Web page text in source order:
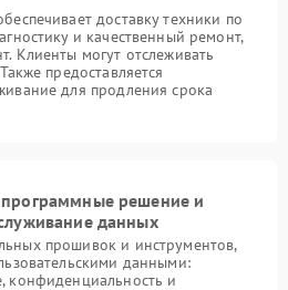
доставку техники по
и качественный ремонт,
Клиенты могут отслеживать
предоставляется
для продления срока
решение и
данных
прошивок и инструментов,
данными:
конфиденциальность и